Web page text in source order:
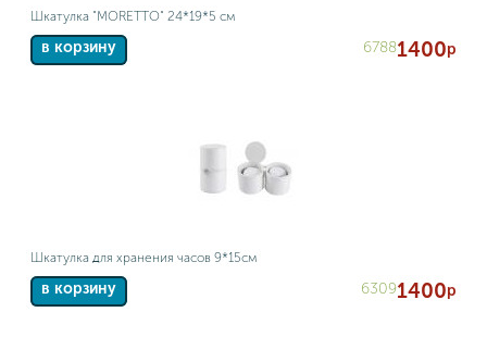
Шкатулка "MORETTO" 24*19*5 см
в корзину 67881400р
Шкатулка для хранения часов 9*15см
в корзину 63091400р